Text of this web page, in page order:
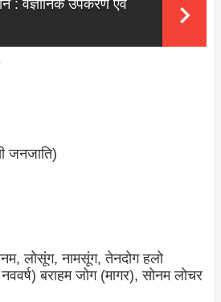
: वैज्ञानिक उपकरण एवं
जनजाति)
लोसूंग, नामसूंग, तेनदोग हलो
बराहम जोग (मागर), सोनम लोचर